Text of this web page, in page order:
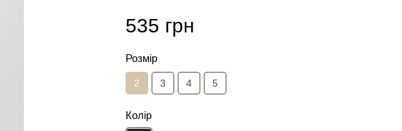
535 грн
Розмір
2 3 4 5
Колір